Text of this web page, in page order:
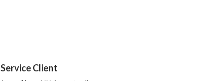
Service Client